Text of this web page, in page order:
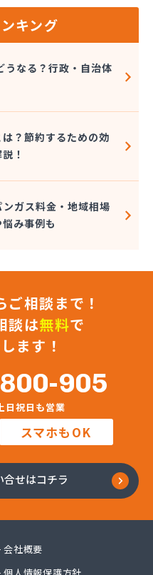
・油槽所
・油槽所
センター
熊本営業所
熊本支店
ンター
キング
うなる？行政・自治体
？節約するための効
！
ガス料金・地域相場
み事例も
相談まで！
談は無料で
ます！
905
日祝日も営業
スマホもOK
合せはコチラ
会社概要